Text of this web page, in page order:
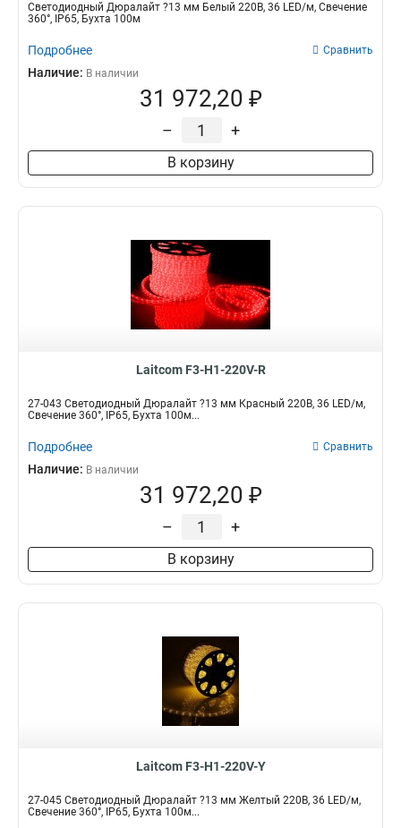
Светодиодный Дюралайт ?13 мм Белый 220В, 36 LED/м, Свечение
360°, IP65, Бухта 100м
Подробнее Сравнить
Наличие: В наличии
31 972,20 ₽
– +
В корзину
Laitcom F3-H1-220V-R
27-043 Светодиодный Дюралайт ?13 мм Красный 220В, 36 LED/м,
Свечение 360°, IP65, Бухта 100м...
Подробнее Сравнить
Наличие: В наличии
31 972,20 ₽
– +
В корзину
Laitcom F3-H1-220V-Y
27-045 Светодиодный Дюралайт ?13 мм Желтый 220В, 36 LED/м,
Свечение 360°, IP65, Бухта 100м...